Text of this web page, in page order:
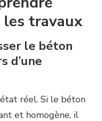
les travaux
le béton
d’une
réel. Si le béton
et homogène, il